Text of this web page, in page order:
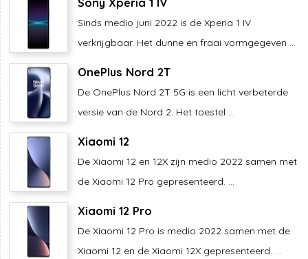
Sony Xperia 1 IV
Sinds medio juni 2022 is de Xperia 1 IV
verkrijgbaar. Het dunne en fraai vormgegeven ...
OnePlus Nord 2T
De OnePlus Nord 2T 5G is een licht verbeterde
versie van de Nord 2. Het toestel ...
Xiaomi 12
De Xiaomi 12 en 12X zijn medio 2022 samen met
de Xiaomi 12 Pro gepresenteerd. ...
Xiaomi 12 Pro
De Xiaomi 12 Pro is medio 2022 samen met de
Xiaomi 12 en de Xiaomi 12X gepresenteerd. ...